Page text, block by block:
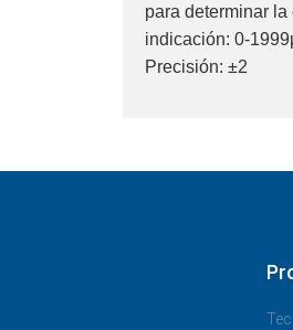
para determinar
indicación: 0-
Precisión: ±2